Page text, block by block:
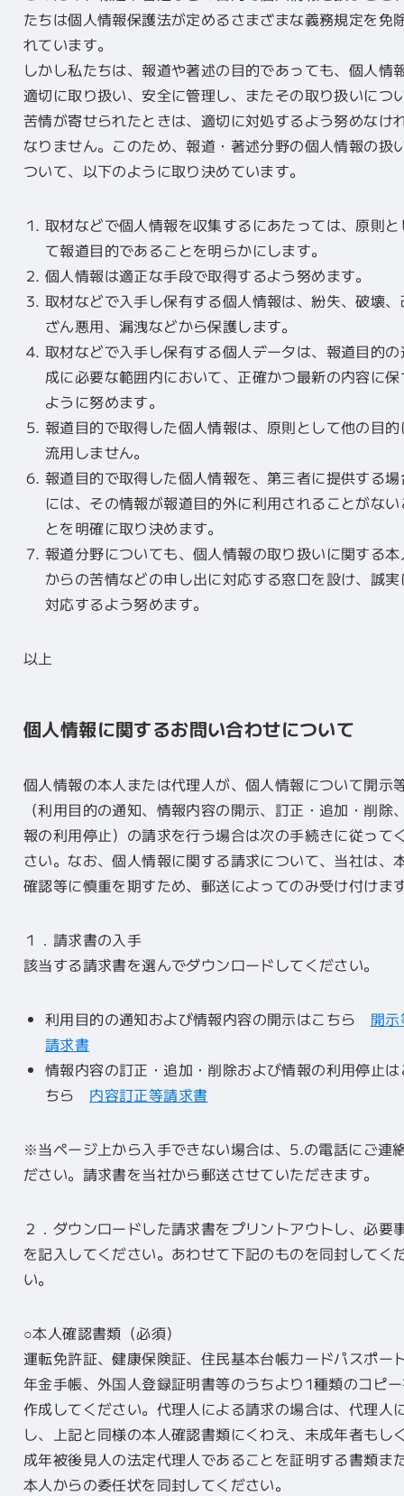
たちは個人情報保護法が定めるさまざまな義務規定を免
れています。
しかし私たちは、報道や著述の目的であっても、個人情
適切に取り扱い、安全に管理し、またその取り扱いにつ
苦情が寄せられたときは、適切に対処するよう努めなけ
なりません。このため、報道・著述分野の個人情報の扱
ついて、以下のように取り決めています。
取材などで個人情報を収集するにあたっては、原則と
て報道目的であることを明らかにします。
個人情報は適正な手段で取得するよう努めます。
取材などで入手し保有する個人情報は、紛失、破壊、
ざん悪用、漏洩などから保護します。
取材などで入手し保有する個人データは、報道目的の
成に必要な範囲内において、正確かつ最新の内容に保
ように努めます。
報道目的で取得した個人情報は、原則として他の目的
流用しません。
報道目的で取得した個人情報を、第三者に提供する場
には、その情報が報道目的外に利用されることがない
とを明確に取り決めます。
報道分野についても、個人情報の取り扱いに関する本
からの苦情などの申し出に対応する窓口を設け、誠実
対応するよう努めます。
以上
個人情報に関するお問い合わせについて
個人情報の本人または代理人が、個人情報について開示
（利用目的の通知、情報内容の開示、訂正・追加・削除
報の利用停止）の請求を行う場合は次の手続きに従って
さい。なお、個人情報に関する請求について、当社は、
確認等に慎重を期すため、郵送によってのみ受け付けま
１．請求書の入手
該当する請求書を選んでダウンロードしてください。
利用目的の通知および情報内容の開示はこちら 開
請求書
情報内容の訂正・追加・削除および情報の利用停止は
ちら 内容訂正等請求書
※当ページ上から入手できない場合は、5.の電話にご連
ださい。請求書を当社から郵送させていただきます。
２．ダウンロードした請求書をプリントアウトし、必要
を記入してください。あわせて下記のものを同封してく
い。
○本人確認書類（必須）
運転免許証、健康保険証、住民基本台帳カードパスポー
年金手帳、外国人登録証明書等のうちより1種類のコピ
作成してください。代理人による請求の場合は、代理人
し、上記と同様の本人確認書類にくわえ、未成年者もし
成年被後見人の法定代理人であることを証明する書類ま
本人からの委任状を同封してください。